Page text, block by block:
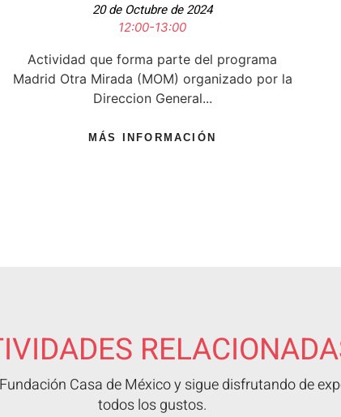
20 de Octubre de 2024
12:00-13:00
Actividad que forma parte del programa
Madrid Otra Mirada (MOM) organizado por la
Direccion General...
MÁS INFORMACIÓN
Casa de México y sigue disfrutando de
todos los gustos.